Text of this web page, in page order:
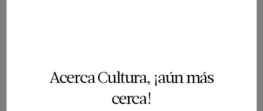
Acerca Cultura, ¡aún más
cerca!